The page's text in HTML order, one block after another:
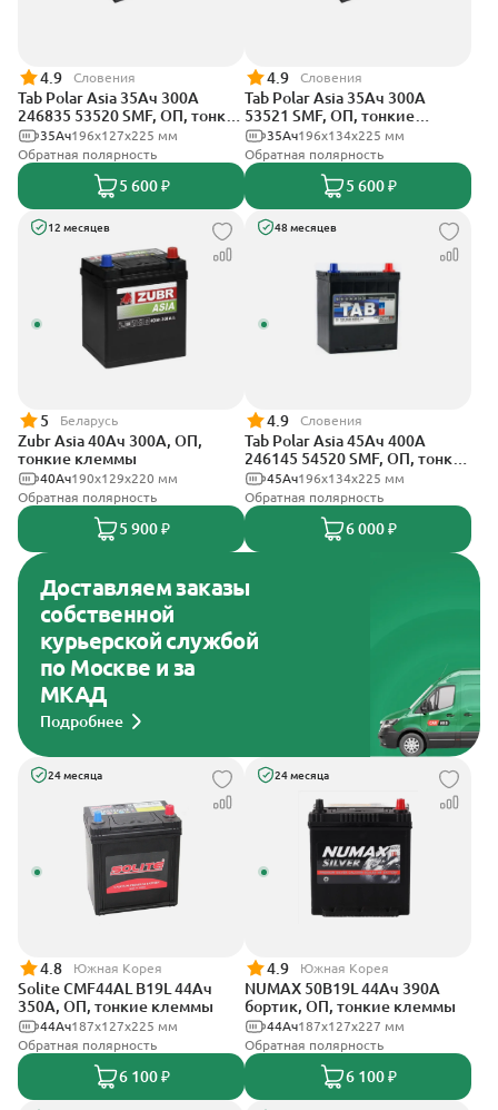
4.9 Словения
Tab Polar Asia 35Ач 300А
246835 53520 SMF, ОП, тонкие
клеммы196x127x225 мм
35Ач
Обратная полярность
5 600 ₽
4.9 Словения
Tab Polar Asia 35Ач 300А
53521 SMF, ОП, тонкие
клеммы196x134x225 мм
35Ач
Обратная полярность
5 600 ₽
12 месяцев
5 Беларусь
Zubr Asia 40Ач 300А, ОП,
тонкие клеммы
190x129x220 мм
40Ач
Обратная полярность
5 900 ₽
48 месяцев
4.9 Словения
Tab Polar Asia 45Ач 400А
246145 54520 SMF, ОП, тонкие
клеммы196x134x225 мм
45Ач
Обратная полярность
6 000 ₽
Доставляем заказы
собственной
курьерской службой
по Москве и за
МКАД
Подробнее
24 месяца
4.8 Южная Корея
Solite CMF44AL B19L 44Ач
350А, ОП, тонкие клеммы
187x127x225 мм
44Ач
Обратная полярность
6 100 ₽
24 месяца
4.9 Южная Корея
NUMAX 50B19L 44Ач 390А
бортик, ОП, тонкие клеммы
187х127х227 мм
44Ач
Обратная полярность
6 100 ₽